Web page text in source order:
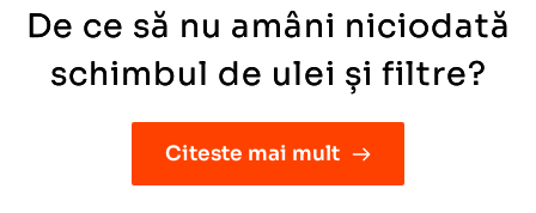
De ce să nu amâni niciodată
schimbul de ulei și filtre?
Citeste mai mult